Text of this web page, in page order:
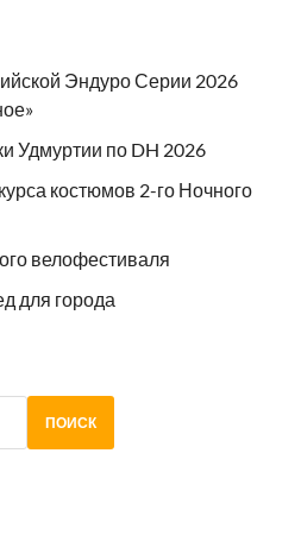
Эндуро Серии 2026
Удмуртии по DH 2026
костюмов 2-го Ночного
велофестиваля
для города
ПОИСК